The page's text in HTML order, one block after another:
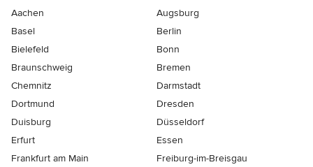
Aachen
Augsburg
Basel
Berlin
Bielefeld
Bonn
Braunschweig
Bremen
Chemnitz
Darmstadt
Dortmund
Dresden
Duisburg
Düsseldorf
Erfurt
Essen
Frankfurt am Main
Freiburg-im-Breisgau